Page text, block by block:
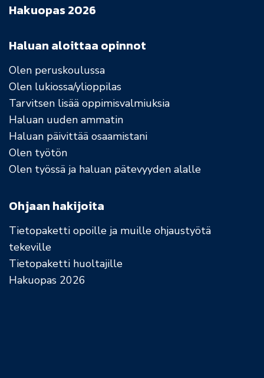
Haluan aloittaa opinnot
Olen peruskoulussa
Olen lukiossa/ylioppilas
Tarvitsen lisää oppimisvalmiuksia
Haluan uuden ammatin
Haluan päivittää osaamistani
Olen työtön
Olen työssä ja haluan pätevyyden alalle
Ohjaan hakijoita
Tietopaketti opoille ja muille ohjaustyötä
tekeville
Tietopaketti huoltajille
Hakuopas 2026
Hakuopas 2026